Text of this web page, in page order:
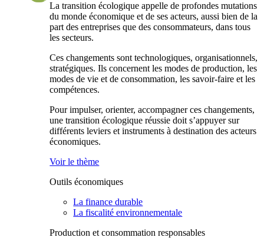
La transition écologique appelle de profondes mutations
du monde économique et de ses acteurs, aussi bien de la
part des entreprises que des consommateurs, dans tous
les secteurs.
Ces changements sont technologiques, organisationnels,
stratégiques. Ils concernent les modes de production, les
modes de vie et de consommation, les savoir-faire et les
compétences.
Pour impulser, orienter, accompagner ces changements,
une transition écologique réussie doit s’appuyer sur
différents leviers et instruments à destination des acteurs
économiques.
Voir le thème
Outils économiques
La finance durable
La fiscalité environnementale
Production et consommation responsables